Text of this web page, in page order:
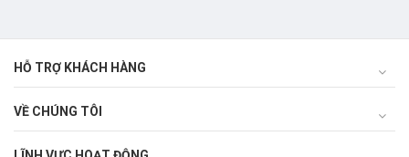
HỖ TRỢ KHÁCH HÀNG
VỀ CHÚNG TÔI